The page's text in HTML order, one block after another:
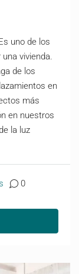
uno de los
vivienda.
de los
en
más
en nuestros
la luz
0